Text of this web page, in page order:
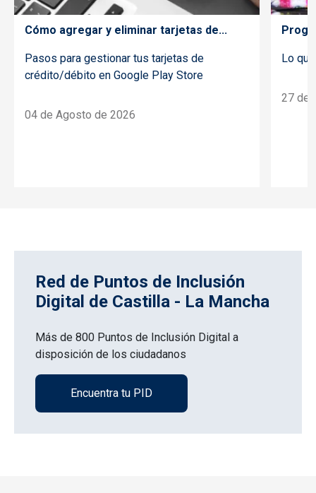
Cómo agregar y eliminar tarjetas de...
Pasos para gestionar tus tarjetas de
crédito/débito en Google Play Store
04 de Agosto de 2026
Lo
27 de
Red de Puntos de Inclusión
Digital de Castilla - La Mancha
Más de 800 Puntos de Inclusión Digital a
disposición de los ciudadanos
Encuentra tu PID